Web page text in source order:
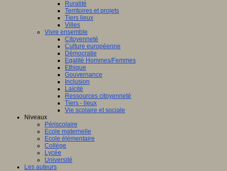
Ruralité
Territoires et projets
Tiers lieux
Villes
Vivre ensemble
Citoyenneté
Culture européenne
Démocratie
Egalité Hommes/Femmes
Ethique
Gouvernance
Inclusion
Laïcité
Ressources citoyenneté
Tiers - lieux
Vie scolaire et sociale
Niveaux
Périscolaire
Ecole maternelle
Ecole élémentaire
Collège
Lycée
Université
Les auteurs